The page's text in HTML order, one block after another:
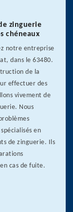
zinguerie
chéneaux
notre entreprise
dans le 63480.
de la
effectuer des
vivement de
Nous
en
de zinguerie. Ils
cas de fuite.